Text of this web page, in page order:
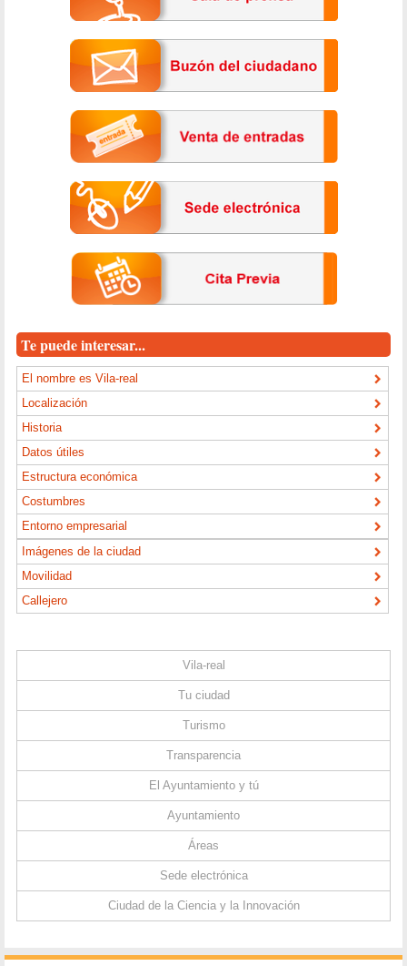
Te puede interesar...
El nombre es Vila-real
Localización
Historia
Datos útiles
Estructura económica
Costumbres
Entorno empresarial
Imágenes de la ciudad
Movilidad
Callejero
Vila-real
Tu ciudad
Turismo
Transparencia
El Ayuntamiento y tú
Ayuntamiento
Áreas
Sede electrónica
Ciudad de la Ciencia y la Innovación